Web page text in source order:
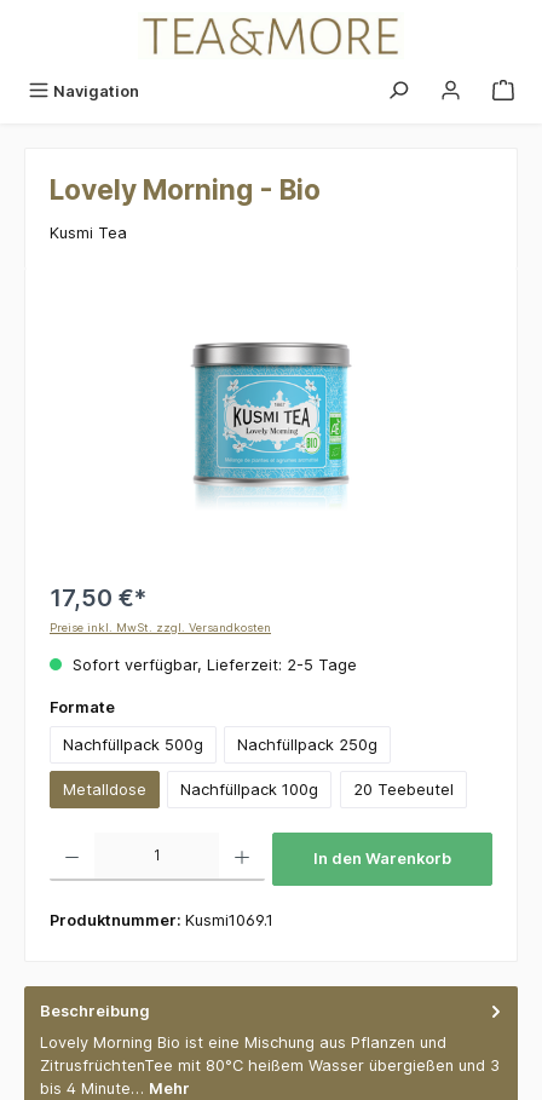
Navigation
Lovely Morning - Bio
Kusmi Tea
17,50 €*
Preise inkl. MwSt. zzgl. Versandkosten
Sofort verfügbar, Lieferzeit: 2-5 Tage
Formateauswählen
Nachfüllpack 500g Nachfüllpack 250g
Metalldose Nachfüllpack 100g 20 Teebeutel
In den Warenkorb
Produktnummer: Kusmi1069.1
Beschreibung
Lovely Morning Bio ist eine Mischung aus Pflanzen und
ZitrusfrüchtenTee mit 80°C heißem Wasser übergießen und 3
bis 4 Minute… Mehr